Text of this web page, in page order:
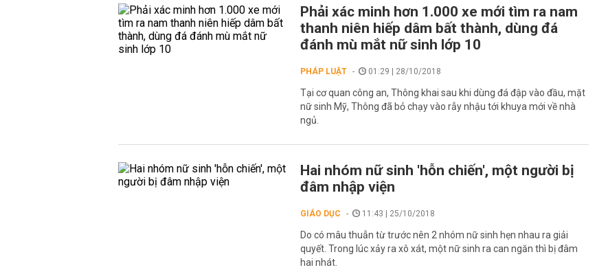
Phải xác minh hơn 1.000 xe mới tìm ra nam
thanh niên hiếp dâm bất thành, dùng đá
đánh mù mắt nữ sinh lớp 10
PHÁP LUẬT 01:29 | 28/10/2018
Tại cơ quan công an, Thông khai sau khi dùng đá đập vào đầu, mặt
nữ sinh Mỹ, Thông đã bỏ chạy vào rẫy nhậu tới khuya mới về nhà
ngủ.
Hai nhóm nữ sinh 'hỗn chiến', một người bị
đâm nhập viện
GIÁO DỤC 11:43 | 25/10/2018
Do có mâu thuẫn từ trước nên 2 nhóm nữ sinh hẹn nhau ra giải
quyết. Trong lúc xảy ra xô xát, một nữ sinh ra can ngăn thì bị đâm
hai nhát.